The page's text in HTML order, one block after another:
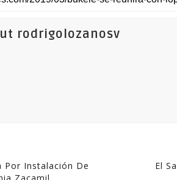
rodrigolozanosv
Por Instalación De
El